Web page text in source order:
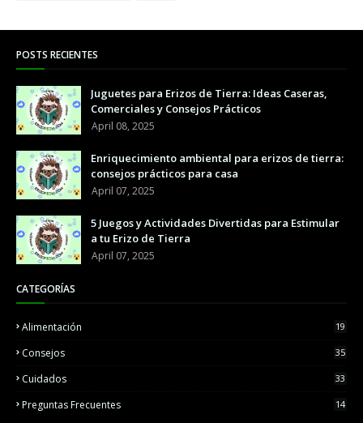
POSTS RECIENTES
Juguetes para Erizos de Tierra: Ideas Caseras,
Comerciales y Consejos Prácticos
April 08, 2025
Enriquecimiento ambiental para erizos de tierra:
consejos prácticos para casa
April 07, 2025
5 Juegos y Actividades Divertidas para Estimular
a tu Erizo de Tierra
April 07, 2025
CATEGORÍAS
Alimentación 19
Consejos 35
Cuidados 33
Preguntas Frecuentes 14